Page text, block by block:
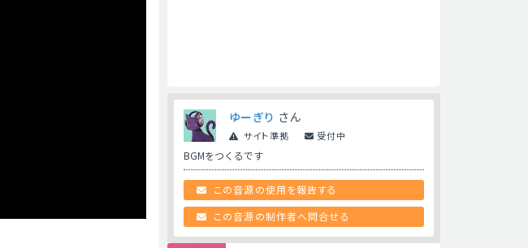
ゆーぎり さん
サイト準拠 受付中
BGMをつくるです
この音源の使用を報告する
この音源の制作者へ問合せる